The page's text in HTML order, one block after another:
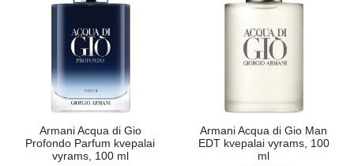
Armani Acqua di Gio
Profondo Parfum kvepalai
vyrams, 100 ml
Armani Acqua di Gio Man
EDT kvepalai vyrams, 100
ml